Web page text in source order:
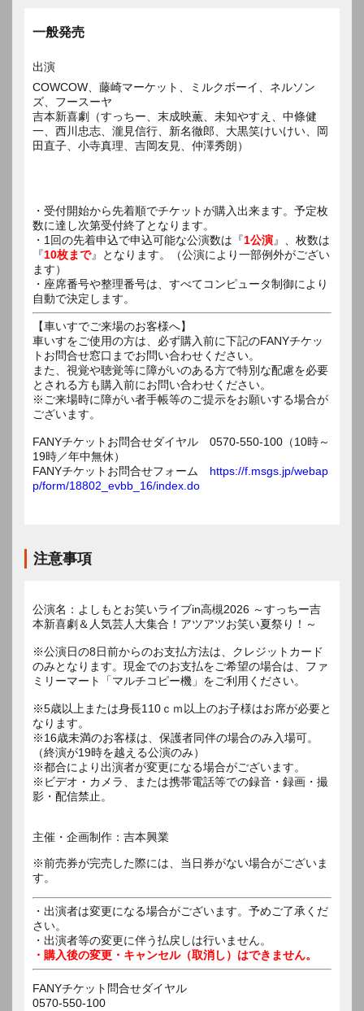
一般発売
出演
COWCOW、藤崎マーケット、ミルクボーイ、ネルソン
ズ、フースーヤ
吉本新喜劇（すっちー、末成映薫、未知やすえ、中條健
一、西川忠志、瀧見信行、新名徹郎、大黒笑けいけい、岡
田直子、小寺真理、吉岡友見、仲澤秀朗）
・受付開始から先着順でチケットが購入出来ます。予定枚
数に達し次第受付終了となります。
・1回の先着申込で申込可能な公演数は『1公演』、枚数は
『10枚まで』となります。（公演により一部例外がござい
ます）
・座席番号や整理番号は、すべてコンピュータ制御により
自動で決定します。
【車いすでご来場のお客様へ】
車いすをご使用の方は、必ず購入前に下記のFANYチケッ
トお問合せ窓口までお問い合わせください。
また、視覚や聴覚等に障がいのある方で特別な配慮を必要
とされる方も購入前にお問い合わせください。
※ご来場時に障がい者手帳等のご提示をお願いする場合が
ございます。
FANYチケットお問合せダイヤル 0570-550-100（10時～
19時／年中無休）
FANYチケットお問合せフォーム https://f.msgs.jp/webap
p/form/18802_evbb_16/index.do
注意事項
公演名：よしもとお笑いライブin高槻2026 ～すっちー吉
本新喜劇＆人気芸人大集合！アツアツお笑い夏祭り！～
※公演日の8日前からのお支払方法は、クレジットカード
のみとなります。現金でのお支払をご希望の場合は、ファ
ミリーマート「マルチコピー機」をご利用ください。
※5歳以上または身長110ｃｍ以上のお子様はお席が必要と
なります。
※16歳未満のお客様は、保護者同伴の場合のみ入場可。
（終演が19時を越える公演のみ）
※都合により出演者が変更になる場合がございます。
※ビデオ・カメラ、または携帯電話等での録音・録画・撮
影・配信禁止。
主催・企画制作：吉本興業
※前売券が完売した際には、当日券がない場合がございま
す。
・出演者は変更になる場合がございます。予めご了承くだ
さい。
・出演者等の変更に伴う払戻しは行いません。
・購入後の変更・キャンセル（取消し）はできません。
FANYチケット問合せダイヤル
0570-550-100